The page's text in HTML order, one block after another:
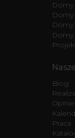
Domy
Domy
Blog
Opinie
Praca